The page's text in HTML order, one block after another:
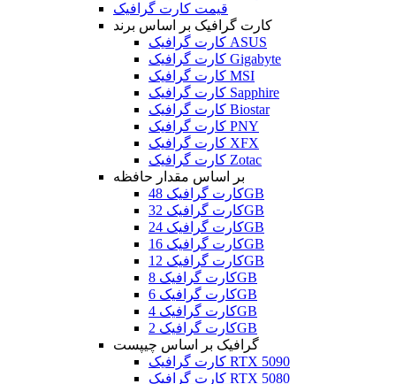
قیمت کارت گرافیک
کارت گرافیک بر اساس برند
کارت گرافیک ASUS
کارت گرافیک Gigabyte
کارت گرافیک MSI
کارت گرافیک Sapphire
کارت گرافیک Biostar
کارت گرافیک PNY
کارت گرافیک XFX
کارت گرافیک Zotac
بر اساس مقدار حافظه
کارت گرافیک 48GB
کارت گرافیک 32GB
کارت گرافیک 24GB
کارت گرافیک 16GB
کارت گرافیک 12GB
کارت گرافیک 8GB
کارت گرافیک 6GB
کارت گرافیک 4GB
کارت گرافیک 2GB
گرافیک بر اساس چیپست
کارت گرافیک RTX 5090
کارت گرافیک RTX 5080